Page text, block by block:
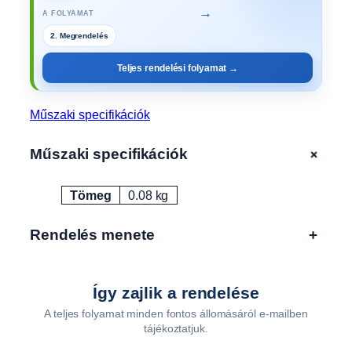
m
m
n
A
A FOLYAMAT →
2. Megrendelés
Teljes rendelési folyamat →
Műszaki specifikációk
Műszaki specifikációk +
Attribútumok Érték
Tömeg 0.08 kg
Rendelés menete +
Így zajlik a rendelése
A teljes folyamat minden fontos állomásáról e-mailben
tájékoztatjuk.